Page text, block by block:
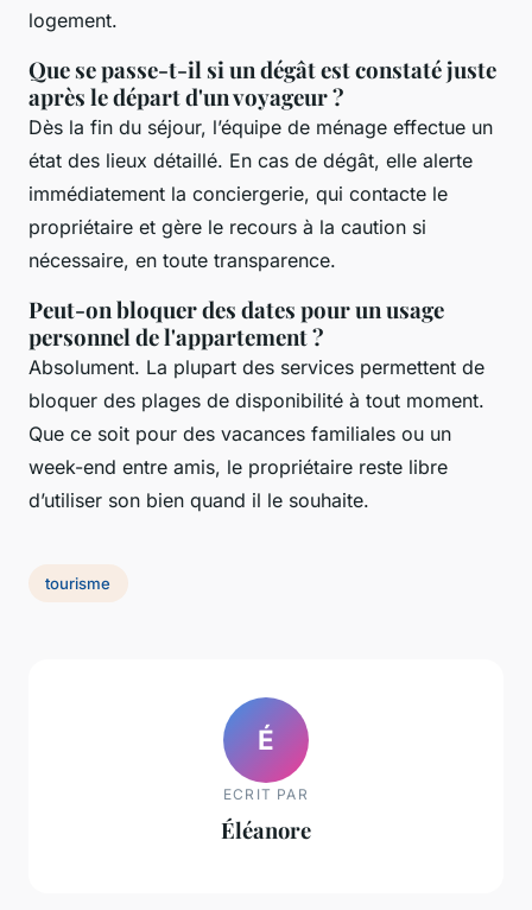
logement.
Que se passe-t-il si un dégât est constaté juste
après le départ d'un voyageur ?
Dès la fin du séjour, l’équipe de ménage effectue un
état des lieux détaillé. En cas de dégât, elle alerte
immédiatement la conciergerie, qui contacte le
propriétaire et gère le recours à la caution si
nécessaire, en toute transparence.
Peut-on bloquer des dates pour un usage
personnel de l'appartement ?
Absolument. La plupart des services permettent de
bloquer des plages de disponibilité à tout moment.
Que ce soit pour des vacances familiales ou un
week-end entre amis, le propriétaire reste libre
d’utiliser son bien quand il le souhaite.
tourisme
É
ECRIT PAR
Éléanore